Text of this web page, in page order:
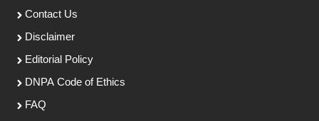
Contact Us
Disclaimer
Editorial Policy
DNPA Code of Ethics
FAQ